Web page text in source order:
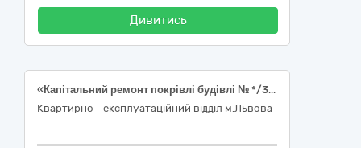
Дивитись
«Капітальний ремонт покрівлі будівлі № */32 (склад), в/м №*, в/ч А*, Львівської області, Львівський район, м. Кам’янка-Бузька, вул. *,*. Коригування.. (Код ДК 021:2015: 45260000-7 — Покрівельні роботи та інші спеціалізовані будівельні роботи)
Квартирно - експлуатаційний відділ м.Львова